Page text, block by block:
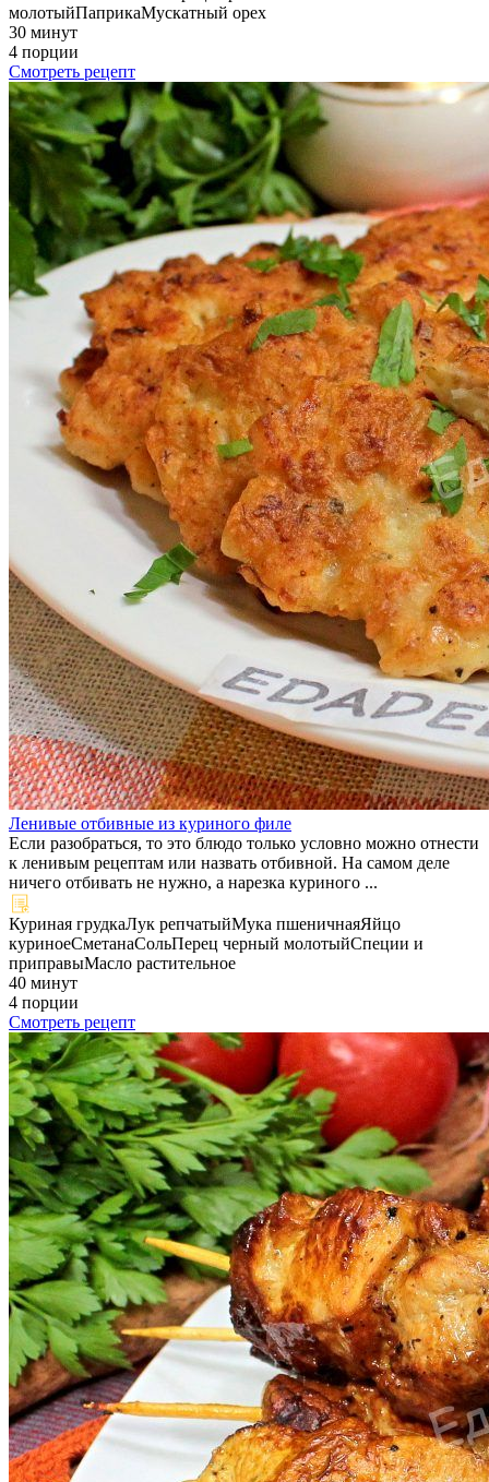
молотыйПаприкаМускатный орех
30 минут
4 порции
Смотреть рецепт
Ленивые отбивные из куриного филе
Если разобраться, то это блюдо только условно можно отнести
к ленивым рецептам или назвать отбивной. На самом деле
ничего отбивать не нужно, а нарезка куриного ...
Куриная грудкаЛук репчатыйМука пшеничнаяЯйцо
куриноеСметанаСольПерец черный молотыйСпеции и
приправыМасло растительное
40 минут
4 порции
Смотреть рецепт